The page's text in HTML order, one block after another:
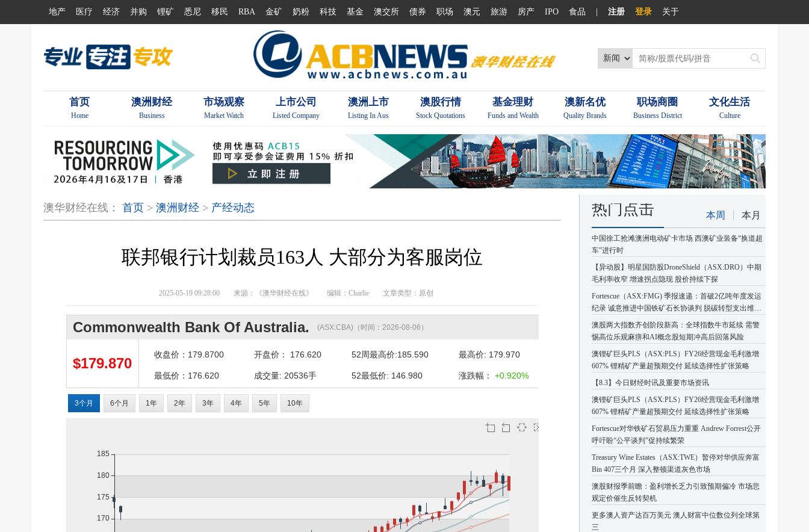
地产 医疗 经济 并购 锂矿 悉尼 移民 RBA 金矿 奶粉 科技 基金 澳交所 债券 职场 澳元 旅游 房产 IPO 食品 注册 登录 关于
首页
Home
澳洲财经
Business
市场观察
Market Watch
上市公司
Listed Company
澳洲上市
Listing In Aus
澳股行情
Stock Quotations
基金理财
Funds and Wealth
澳新名优
Quality Brands
职场商圈
Business District
文化生活
Culture
澳华财经在线： 首页 > 澳洲财经 > 产经动态
联邦银行计划裁员163人 大部分为客服岗位
2025-05-19 09:28:00 来源：《澳华财经在线》 编辑：Charlie 文章类型：原创
热门点击 本周 本月
中国徐工抢滩澳洲电动矿卡市场 西澳矿业装备“换道超
车”进行时
【异动股】明星国防股DroneShield（ASX:DRO）中期
毛利率收窄 增速拐点隐现 股价持续下探
Fortescue（ASX:FMG) 季报速递：首破2亿吨年度发运
纪录 诚意推进中国铁矿石长协谈判 脱碳转型支出维持
高位
澳股两大指数齐创阶段新高：全球指数牛市延续 需警
惕高位乐观麻痹和AI概念股短期冲高后回落风险
澳锂矿巨头PLS（ASX:PLS）FY26经营现金毛利激增
607% 锂精矿产量超预期交付 延续选择性扩张策略
【8.3】今日财经时讯及重要市场资讯
澳锂矿巨头PLS（ASX:PLS）FY26经营现金毛利激增
607% 锂精矿产量超预期交付 延续选择性扩张策略
Fortescue对华铁矿石贸易压力重重 Andrew Forrest公开
呼吁盼“公平谈判”促持续繁荣
Treasury Wine Estates（ASX:TWE）暂停对华供应奔富
Bin 407三个月 深入整顿渠道灰色市场
澳股财报季前瞻：盈利增长乏力引致预期偏冷 市场悲
观定价催生反转契机
更多澳人资产达百万美元 澳人财富中位数位列全球第
三